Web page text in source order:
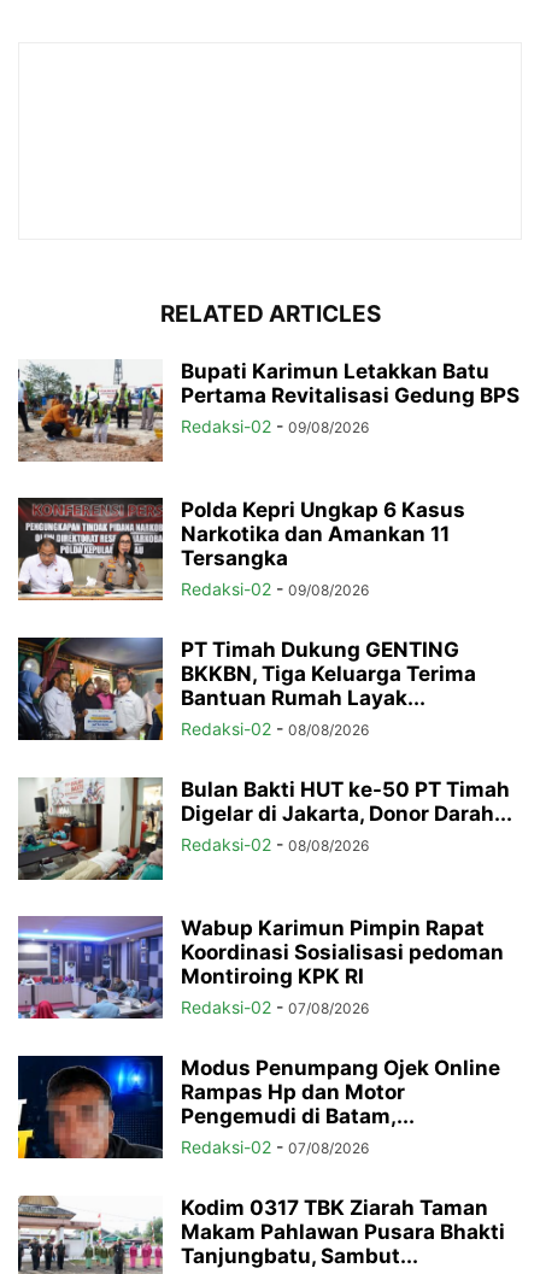
RELATED ARTICLES
Bupati Karimun Letakkan Batu
Pertama Revitalisasi Gedung BPS
Redaksi-02 - 09/08/2026
Polda Kepri Ungkap 6 Kasus
Narkotika dan Amankan 11
Tersangka
Redaksi-02 - 09/08/2026
PT Timah Dukung GENTING
BKKBN, Tiga Keluarga Terima
Bantuan Rumah Layak...
Redaksi-02 - 08/08/2026
Bulan Bakti HUT ke-50 PT Timah
Digelar di Jakarta, Donor Darah...
Redaksi-02 - 08/08/2026
Wabup Karimun Pimpin Rapat
Koordinasi Sosialisasi pedoman
Montiroing KPK RI
Redaksi-02 - 07/08/2026
Modus Penumpang Ojek Online
Rampas Hp dan Motor
Pengemudi di Batam,...
Redaksi-02 - 07/08/2026
Kodim 0317 TBK Ziarah Taman
Makam Pahlawan Pusara Bhakti
Tanjungbatu, Sambut...